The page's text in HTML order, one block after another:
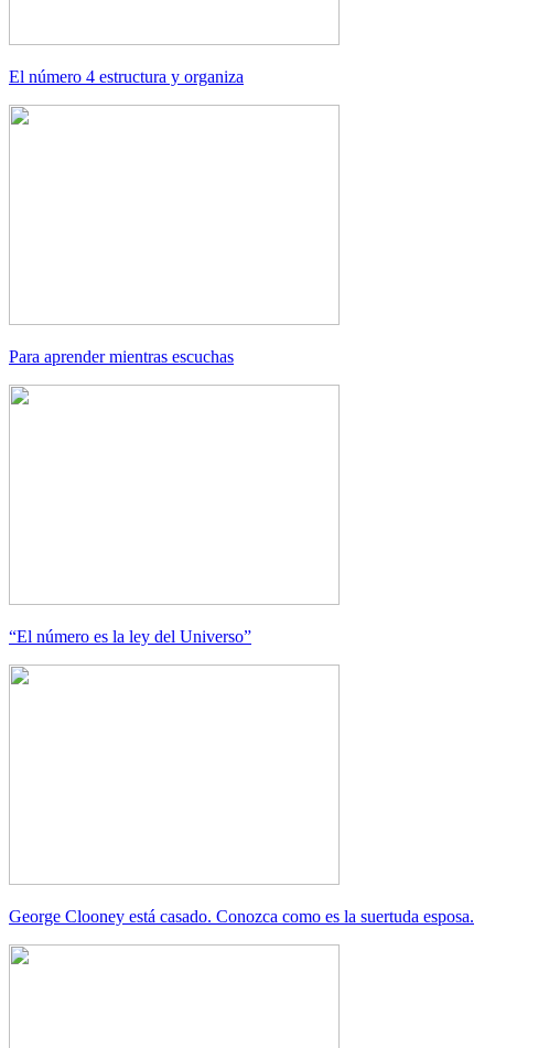
El número 4 estructura y organiza
Para aprender mientras escuchas
“El número es la ley del Universo”
George Clooney está casado. Conozca como es la suertuda esposa.